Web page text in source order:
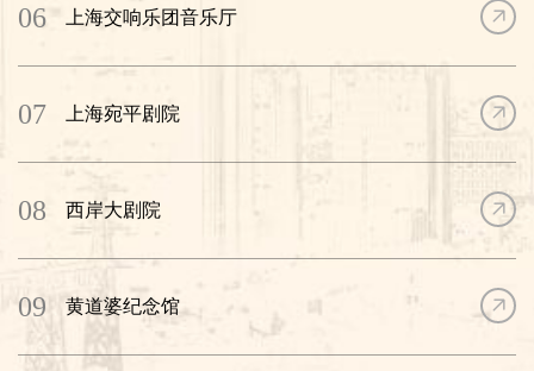
06 上海交响乐团音乐厅
07 上海宛平剧院
08 西岸大剧院
09 黄道婆纪念馆